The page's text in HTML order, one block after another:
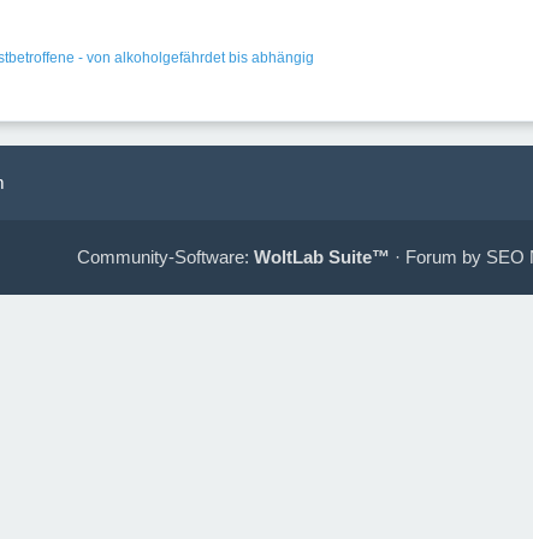
- von alkoholgefährdet bis abhängig
Community-Software: WoltLab Suite™ · Forum by SEO